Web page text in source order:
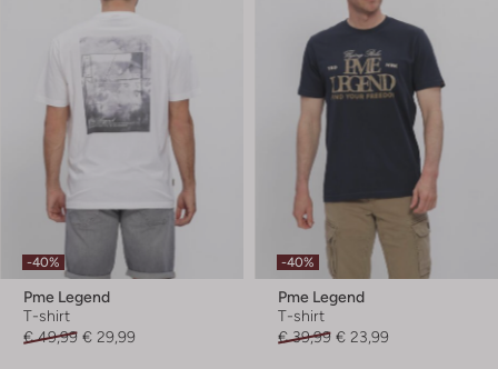
-40%
Pme Legend
T-shirt
€ 49,99 € 29,99
-40%
Pme Legend
T-shirt
€ 39,99 € 23,99